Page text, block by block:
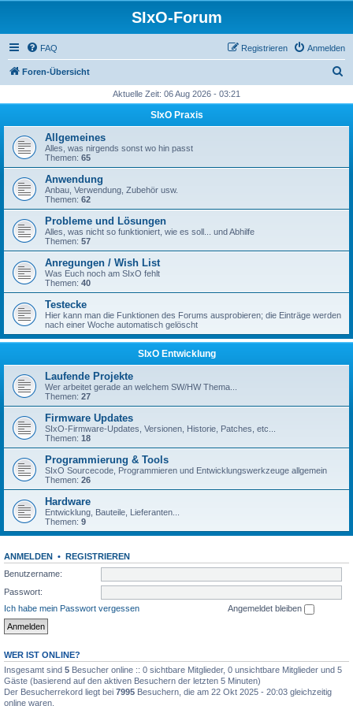
SIxO-Forum
FAQ Anmelden
Registrieren
Foren-Übersicht
h
Aktuelle Zeit: 06 Aug 2026 - 03:21
SIxO Praxis
Allgemeines
Alles, was nirgends sonst wo hin passt
Themen: 65
Anwendung
Anbau, Verwendung, Zubehör usw.
Themen: 62
Probleme und Lösungen
Alles, was nicht so funktioniert, wie es soll... und Abhilfe
Themen: 57
Anregungen / Wish List
Was Euch noch am SIxO fehlt
Themen: 40
Testecke
Hier kann man die Funktionen des Forums ausprobieren; die Einträge werden
nach einer Woche automatisch gelöscht
SIxO Entwicklung
Laufende Projekte
Wer arbeitet gerade an welchem SW/HW Thema...
Themen: 27
Firmware Updates
SIxO-Firmware-Updates, Versionen, Historie, Patches, etc...
Themen: 18
Programmierung & Tools
SIxO Sourcecode, Programmieren und Entwicklungswerkzeuge allgemein
Themen: 26
Hardware
Entwicklung, Bauteile, Lieferanten...
Themen: 9
ANMELDEN • REGISTRIEREN
Benutzername:
Passwort:
Ich habe mein Passwort vergessen
Angemeldet bleiben
WER IST ONLINE?
Insgesamt sind 5 Besucher online :: 0 sichtbare Mitglieder, 0 unsichtbare Mitglieder und 5
Gäste (basierend auf den aktiven Besuchern der letzten 5 Minuten)
Der Besucherrekord liegt bei 7995 Besuchern, die am 22 Okt 2025 - 20:03 gleichzeitig
online waren.